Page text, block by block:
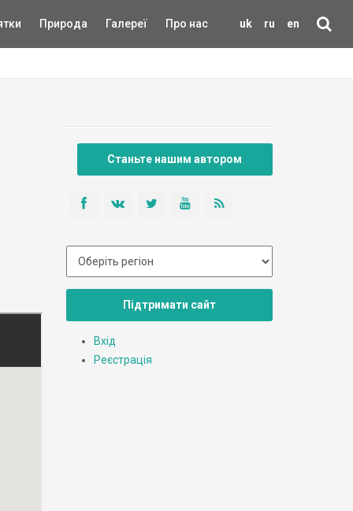
uk ru en
Природа Галереї Про нас
Станьте нашим автором
Підтримати сайт
Вхід
Реєстрація